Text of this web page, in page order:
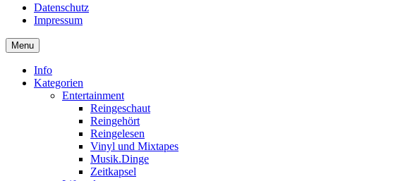
Datenschutz
Impressum
Menu
Info
Kategorien
Entertainment
Reingeschaut
Reingehört
Reingelesen
Vinyl und Mixtapes
Musik.Dinge
Zeitkapsel